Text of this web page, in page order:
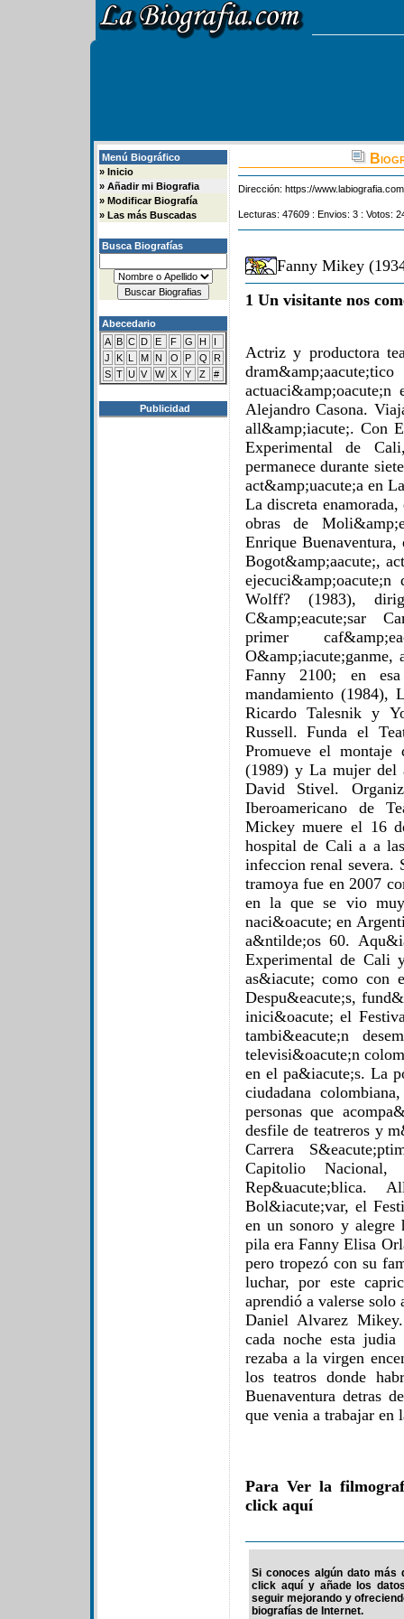
Menú Biográfico
» Inicio
» Añadir mi Biografia
» Modificar Biografía
» Las más Buscadas
Busca Biografías
Abecedario
A B C D E F G H
I
J
K L M N O P Q
R
S T U V W X Y Z #
Publicidad
Dirección: https://
Lecturas: 47609 : Envios: 3 : Votos:
Fanny Mikey
1 Un visitante nos
Actriz y productora
Alejandro Casona.
all&amp;iacute;. Con
Experimental de
permanece durante
act&amp;uacute;a en
La discreta
obras de
Enrique
Bogot&amp;aacute;,
Wolff? (1983),
C&amp;eacute;sar
primer
O&amp;iacute;ganme,
Fanny 2100; en
mandamiento (1984),
Ricardo Talesnik y
Russell. Funda el
Promueve el montaje
(1989) y La mujer del
David Stivel.
Iberoamericano de
Mickey muere el 16
hospital de Cali a a
infeccion renal severa.
tramoya fue en 2007
en la que se vio
naci&oacute; en
a&ntilde;os 60.
Experimental de Cali
as&iacute; como con
Despu&eacute;s,
inici&oacute; el
tambi&eacute;n
televisi&oacute;n
en el pa&iacute;s. La
ciudadana
personas que
desfile de teatreros y
Carrera
Capitolio
Rep&uacute;blica.
Bol&iacute;var, el
en un sonoro y alegre
pila era Fanny Elisa
pero tropezó con su
luchar, por este
aprendió a valerse solo
Daniel Alvarez
cada noche esta
rezaba a la virgen
los teatros donde
Buenaventura detras
que venia a trabajar en
Para Ver la
click aquí
Si conoces algún dato más
click aquí y añade los
seguir mejorando y
biografías de Internet.